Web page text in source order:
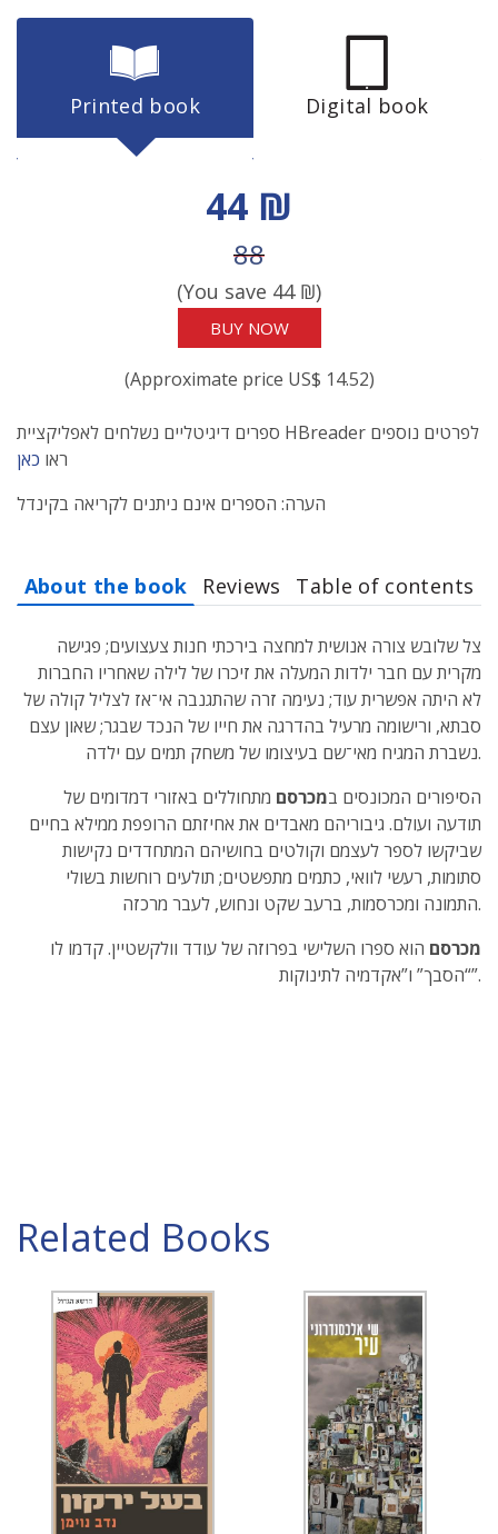
Printed book Digital book
Discount price
44 ₪
Price before discount
88
(You save 44₪)
BUY NOW
(Approximate price US$ 14.52)
ספרים דיגיטליים נשלחים לאפליקציית HBreader לפרטים נוספים
ראו כאן
הערה: הספרים אינם ניתנים לקריאה בקינדל
About the book Reviews Table of contents
צל שלובש צורה אנושית למחצה בירכתי חנות צעצועים; פגישה
מקרית עם חבר ילדות המעלה את זיכרו של לילה שאחריו החברות
לא היתה אפשרית עוד; נעימה זרה שהתגנבה אי־אז לצליל קולה של
סבתא, ורישומה מרעיל בהדרגה את חייו של הנכד שבגר; שאון עצם
נשברת המגיח מאי־שם בעיצומו של משחק תמים עם ילדה.
הסיפורים המכונסים במכרסם מתחוללים באזורי דמדומים של
תודעה ועולם. גיבוריהם מאבדים את אחיזתם הרופפת ממילא בחיים
שביקשו לספר לעצמם וקולטים בחושיהם המתחדדים נקישות
סתומות, רעשי לוואי, כתמים מתפשטים; תולעים רוחשות בשולי
התמונה ומכרסמות, ברעב שקט ונחוש, לעבר מרכזה.
מכרסם הוא ספרו השלישי בפרוזה של עודד וולקשטיין. קדמו לו
“הסבך” ו”אקדמיה לתינוקות”.
Related Books